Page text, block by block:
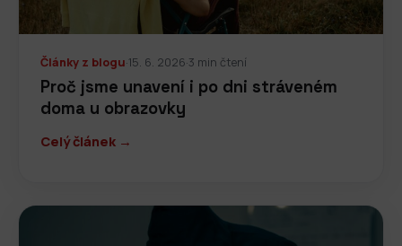
Články z blogu·15. 6. 2026·3 min čtení
Proč jsme unavení i po dni stráveném
doma u obrazovky
Celý článek →